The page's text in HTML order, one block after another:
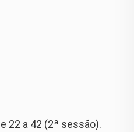
22 a 42 (2ª sessão).